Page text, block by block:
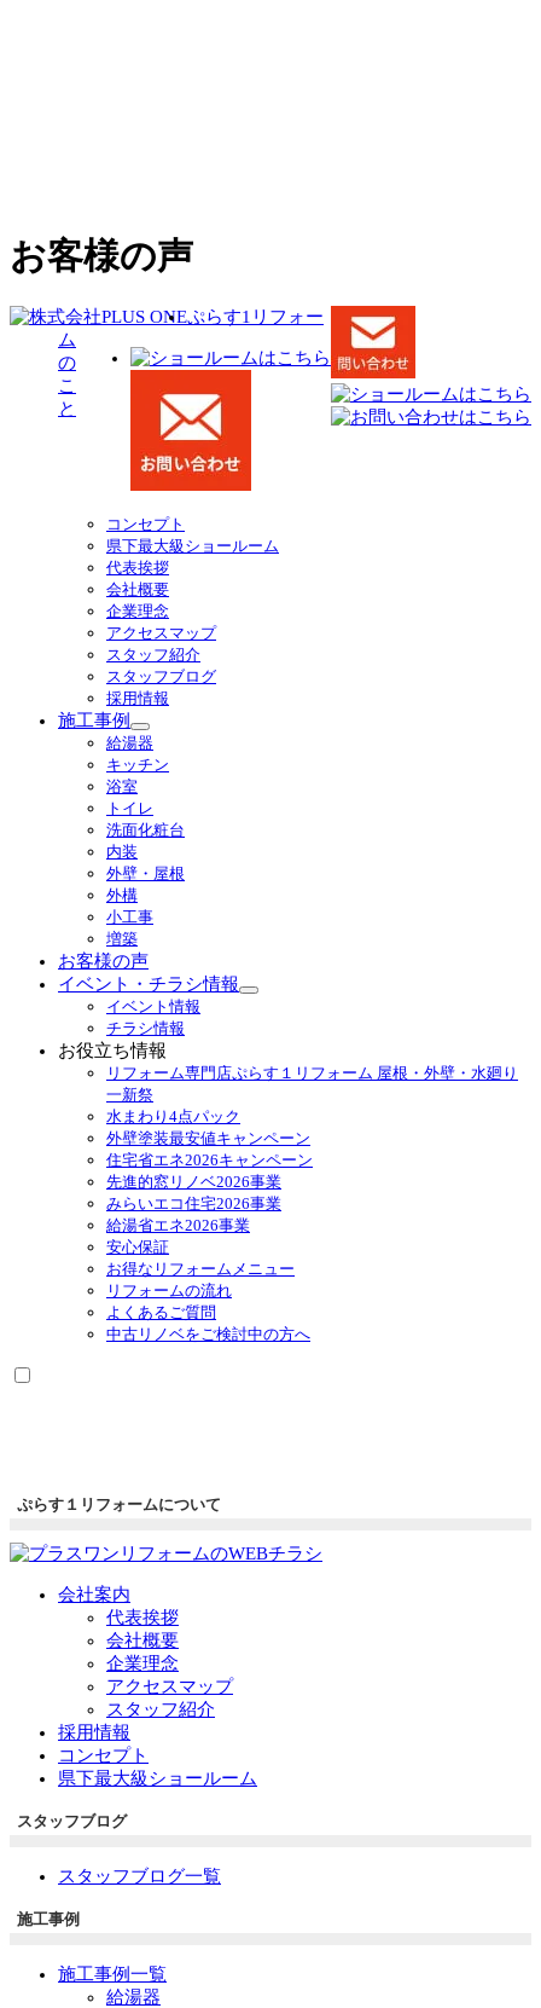
お客様の声
ぷらす1リフォー
ム
の
こ
と
コンセプト
県下最大級ショールーム
代表挨拶
会社概要
企業理念
アクセスマップ
スタッフ紹介
スタッフブログ
採用情報
施工事例
サ
ブ
ニ
ュ
開
給湯器
キッチン
浴室
トイレ
洗面化粧台
内装
外壁・屋根
外構
小工事
増築
お客様の声
イベント・チラシ情報
サ
ニ
ュ
を
展
開
イベント情報
チラシ情報
お役立ち情報
リフォーム専門店ぷらす１リフォーム 屋根・外壁・水廻り
一新祭
水まわり4点パック
外壁塗装最安値キャンペーン
住宅省エネ2026キャンペーン
先進的窓リノベ2026事業
みらいエコ住宅2026事業
給湯省エネ2026事業
安心保証
お得なリフォームメニュー
リフォームの流れ
よくあるご質問
中古リノベをご検討中の方へ
ぷらす１リフォームについて
会社案内
代表挨拶
会社概要
企業理念
アクセスマップ
スタッフ紹介
採用情報
コンセプト
県下最大級ショールーム
スタッフブログ
スタッフブログ一覧
施工事例
施工事例一覧
給湯器